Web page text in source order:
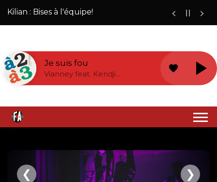
Kilian : Bises à l'équipe!
Je suis fou
Vianney feat. Kendji...
favorite
❮ ❯